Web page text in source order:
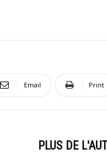
Email Print
PLUS DE